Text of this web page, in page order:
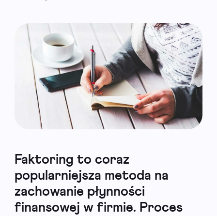
Faktoring to coraz
popularniejsza metoda na
zachowanie płynności
finansowej w firmie. Proces